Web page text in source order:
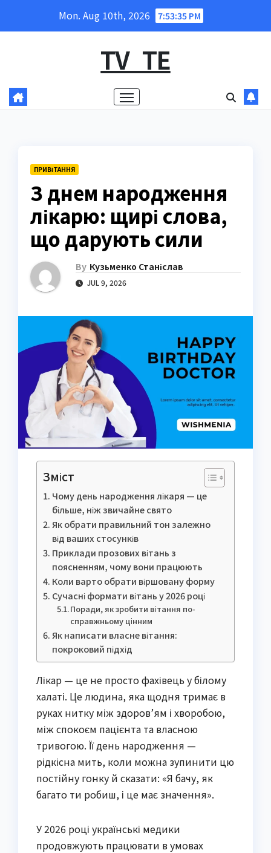
Mon. Aug 10th, 2026 7:53:37 PM
TV_TE
ПРИВІТАННЯ
З днем народження
лікарю: щирі слова,
що дарують сили
By Кузьменко Станіслав
JUL 9, 2026
Зміст
Чому день народження лікаря — це
більше, ніж звичайне свято
Як обрати правильний тон залежно
від ваших стосунків
Приклади прозових вітань з
поясненням, чому вони працюють
Коли варто обрати віршовану форму
Сучасні формати вітань у 2026 році
Поради, як зробити вітання по-
справжньому цінним
Як написати власне вітання:
покроковий підхід
Лікар — це не просто фахівець у білому
халаті. Це людина, яка щодня тримає в
руках нитку між здоров’ям і хворобою,
між спокоєм пацієнта та власною
тривогою. Її день народження —
рідкісна мить, коли можна зупинити цю
постійну гонку й сказати: «Я бачу, як
багато ти робиш, і це має значення».
У 2026 році українські медики
продовжують працювати в умовах